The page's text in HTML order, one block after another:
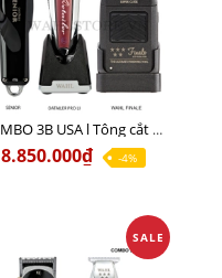
COMBO 3B USA l Tông cắt SENIOR + Tông viền DETAILER PRO LI + Cạo khô FINALE
8.850.000₫ -4%
SALE